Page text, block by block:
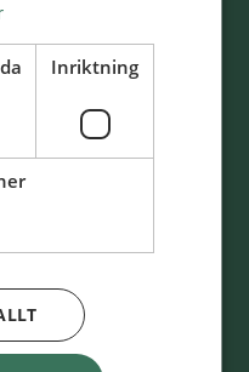
oegentligheter >
Inriktning